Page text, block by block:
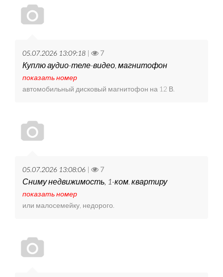
05.07.2026 13:09:18 | 7
Куплю аудио-теле-видео, магнитофон
показать номер
автомобильный дисковый магнитофон на 12 В.
05.07.2026 13:08:06 | 7
Сниму недвижимость, 1-ком. квартиру
показать номер
или малосемейку, недорого.